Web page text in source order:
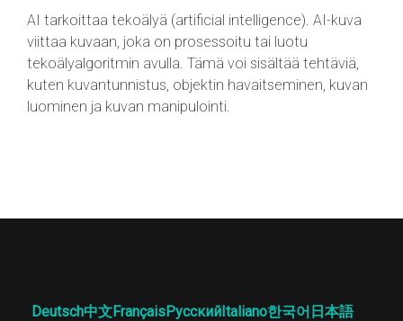
AI tarkoittaa tekoälyä (artificial intelligence). AI-kuva
viittaa kuvaan, joka on prosessoitu tai luotu
tekoälyalgoritmin avulla. Tämä voi sisältää tehtäviä,
kuten kuvantunnistus, objektin havaitseminen, kuvan
luominen ja kuvan manipulointi.
Deutsch中文FrançaisРусскийItaliano한국어 日本語